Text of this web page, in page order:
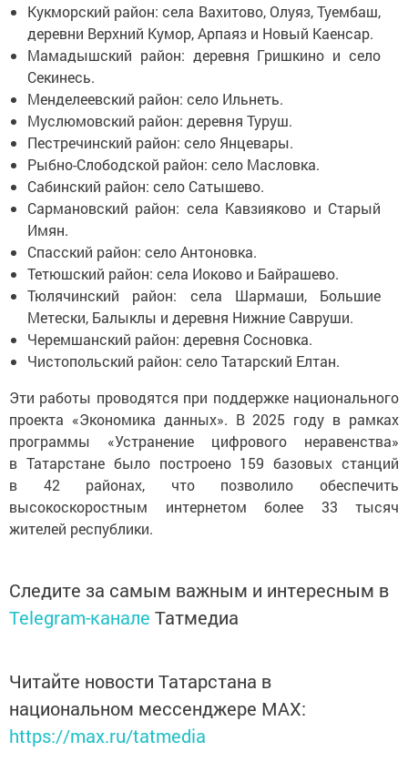
Кукморский район: села Вахитово, Олуяз, Туембаш,
деревни Верхний Кумор, Арпаяз и Новый Каенсар.
Мамадышский район: деревня Гришкино и село
Секинесь.
Менделеевский район: село Ильнеть.
Муслюмовский район: деревня Туруш.
Пестречинский район: село Янцевары.
Рыбно-Слободской район: село Масловка.
Сабинский район: село Сатышево.
Сармановский район: села Кавзияково и Старый
Имян.
Спасский район: село Антоновка.
Тетюшский район: села Иоково и Байрашево.
Тюлячинский район: села Шармаши, Большие
Метески, Балыклы и деревня Нижние Савруши.
Черемшанский район: деревня Сосновка.
Чистопольский район: село Татарский Елтан.
Эти работы проводятся при поддержке национального
проекта «Экономика данных». В 2025 году в рамках
программы «Устранение цифрового неравенства»
в Татарстане было построено 159 базовых станций
в 42 районах, что позволило обеспечить
высокоскоростным интернетом более 33 тысяч
жителей республики.
Следите за самым важным и интересным в
Telegram-канале Татмедиа
Читайте новости Татарстана в
национальном мессенджере MАХ:
https://max.ru/tatmedia